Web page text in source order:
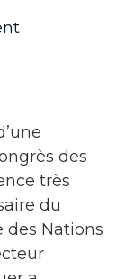
des
très
du
des Nations